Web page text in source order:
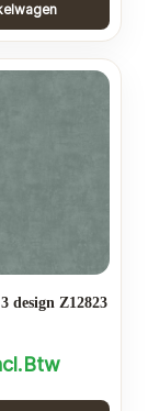
design Z12823